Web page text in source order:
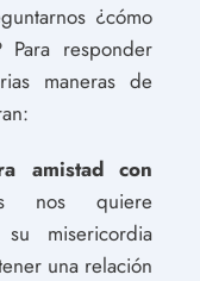
¿cómo
Para responder
maneras de
amistad con
nos quiere
misericordia
una relación